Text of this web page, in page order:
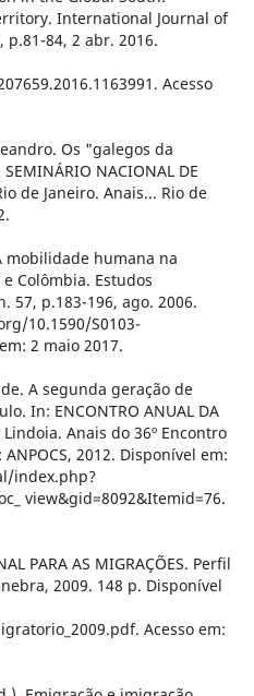
International Journal of
p.81-84, 2 abr. 2016.
Acesso
Os "galegos da
NACIONAL DE
de Janeiro. Anais... Rio de
mobilidade humana na
Colômbia. Estudos
57, p.183-196, ago. 2006.
10.1590/S0103-
2 maio 2017.
A segunda geração de
In: ENCONTRO ANUAL DA
Anais do 36º Encontro
2012. Disponível em:
index.php?
view&gid=8092&Itemid=76.
PARA AS MIGRAÇÕES. Perfil
2009. 148 p. Disponível
Acesso em: